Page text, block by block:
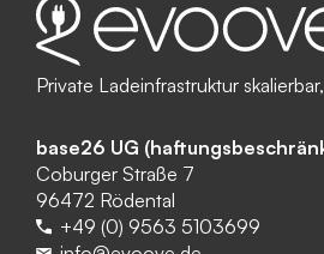
Private Ladeinfrastruktur
base26 UG
Coburger Straße 7
96472 Rödental
+49 (0) 9563 5103699